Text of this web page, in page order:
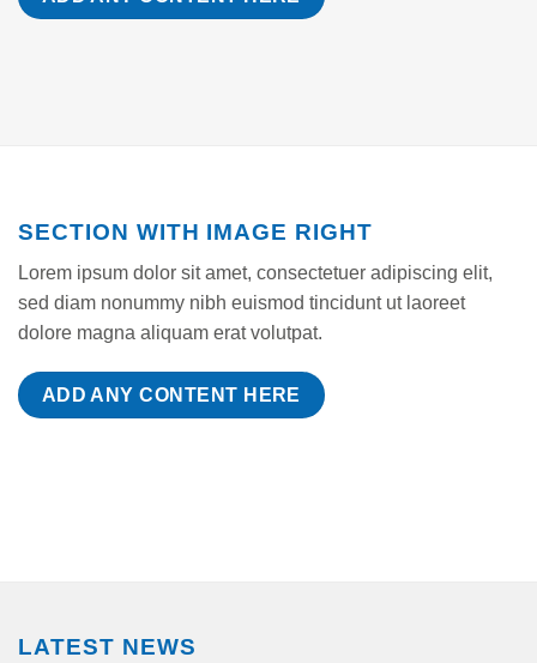
SECTION WITH IMAGE RIGHT
Lorem ipsum dolor sit amet, consectetuer adipiscing elit,
sed diam nonummy nibh euismod tincidunt ut laoreet
dolore magna aliquam erat volutpat.
ADD ANY CONTENT HERE
LATEST NEWS